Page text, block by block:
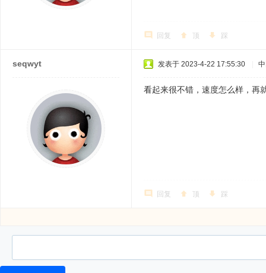
回复 顶 踩
seqwyt 发表于 2023-4-22 17:55:30
看起来很不错，速度怎么样，再
回复 顶 踩